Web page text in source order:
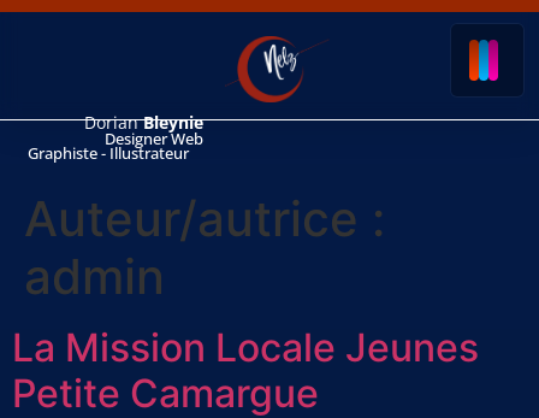
DorianBleynie
Designer Web
Graphiste - Illustrateur
Auteur/autrice :
admin
La Mission Locale Jeunes
Petite Camargue